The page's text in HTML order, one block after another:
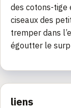
des cotons-tige
ciseaux des
tremper dans
égoutter le
liens